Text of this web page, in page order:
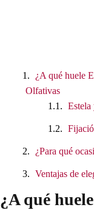
¿A qué huele
Olfativas
Estela
¿Para qué
Ventajas de
¿A qué